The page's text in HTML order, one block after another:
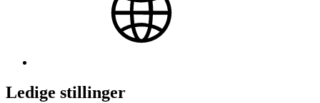
Ledige stillinger